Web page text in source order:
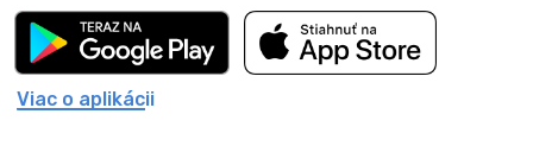
Viac o aplikácii